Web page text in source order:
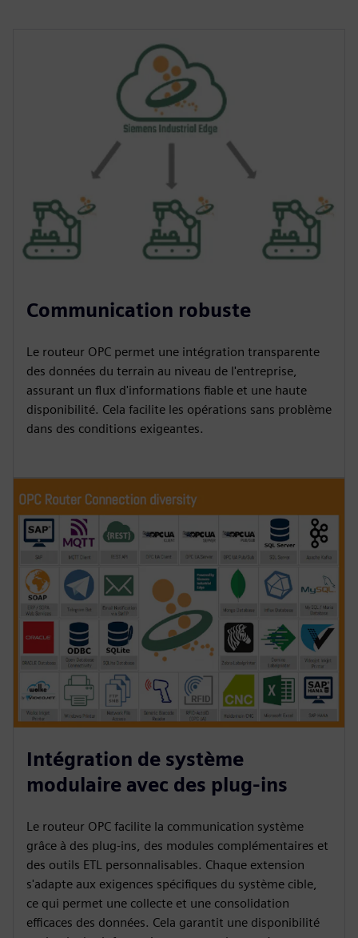
Communication robuste
Le routeur OPC permet une intégration transparente
des données du terrain au niveau de l'entreprise,
assurant un flux d'informations fiable et une haute
disponibilité. Cela facilite les opérations sans problème
dans des conditions exigeantes.
Intégration de système
modulaire avec des plug-ins
Le routeur OPC facilite la communication système
grâce à des plug-ins, des modules complémentaires et
des outils ETL personnalisables. Chaque extension
s'adapte aux exigences spécifiques du système cible,
ce qui permet une collecte et une consolidation
efficaces des données. Cela garantit une disponibilité